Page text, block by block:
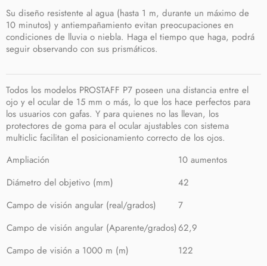
Su diseño resistente al agua (hasta 1 m, durante un máximo de
10 minutos) y antiempañamiento evitan preocupaciones en
condiciones de lluvia o niebla. Haga el tiempo que haga, podrá
seguir observando con sus prismáticos.
Todos los modelos PROSTAFF P7 poseen una distancia entre el
ojo y el ocular de 15 mm o más, lo que los hace perfectos para
los usuarios con gafas. Y para quienes no las llevan, los
protectores de goma para el ocular ajustables con sistema
multiclic facilitan el posicionamiento correcto de los ojos.
Ampliación
10 aumentos
Diámetro del objetivo (mm)
42
Campo de visión angular (real/grados)
7
Campo de visión angular (Aparente/grados)62,9
Campo de visión a 1000 m (m)
122